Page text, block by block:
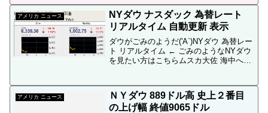
アメリカ ニュース
NYダウ ナスダック 為替レート
リアルタイム 自動更新 表示
ダウがごみのようだ('A`)NYダウ 為替レー
ト リアルタイム ← ごみのようなNYダウ
を見たい方はこちらムスカ大佐 海中へ落
イムはサイバーエージェントFX「外貨
e...
アメリカ ニュース
ＮＹダウ 889ドル高 史上２番目
の上げ幅 終値9065ドル